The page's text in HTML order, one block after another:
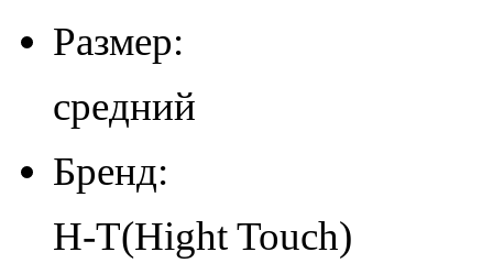
Размер:
средний
Бренд:
H-T(Hight Touch)